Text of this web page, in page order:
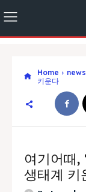
Home news
키운다
여기어때,
생태계 키